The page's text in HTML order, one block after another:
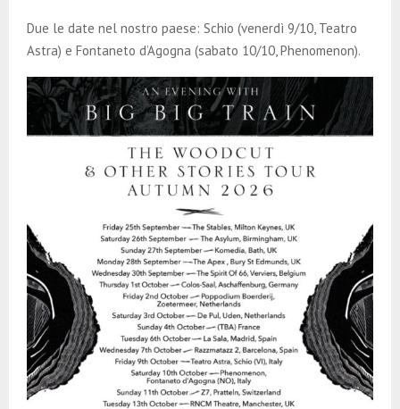
Due le date nel nostro paese: Schio (venerdì 9/10, Teatro
Astra) e Fontaneto d’Agogna (sabato 10/10, Phenomenon).